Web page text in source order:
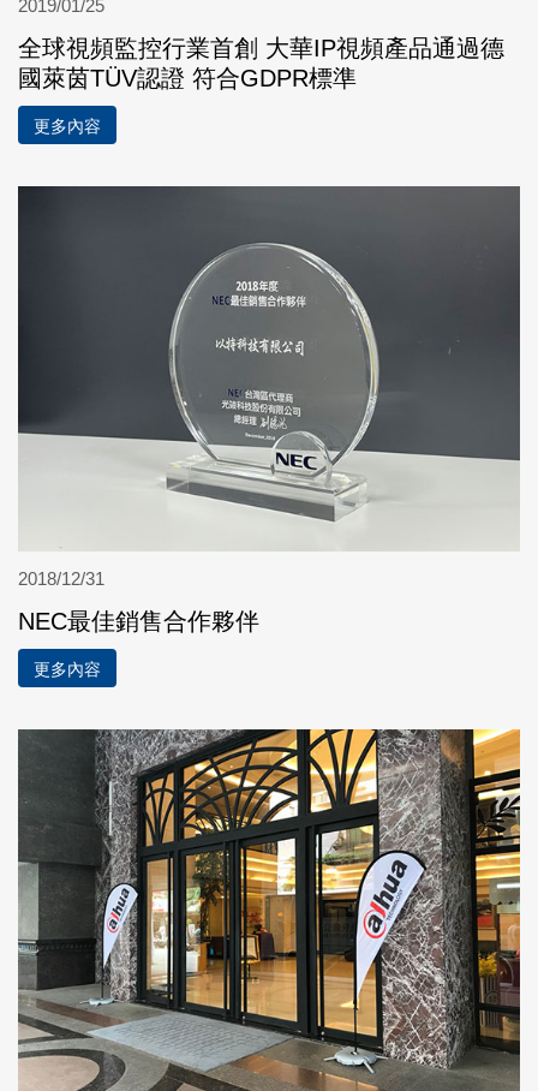
2019/01/25
全球視頻監控行業首創 大華IP視頻產品通過德
國萊茵TÜV認證 符合GDPR標準
更多內容
2018/12/31
NEC最佳銷售合作夥伴
更多內容